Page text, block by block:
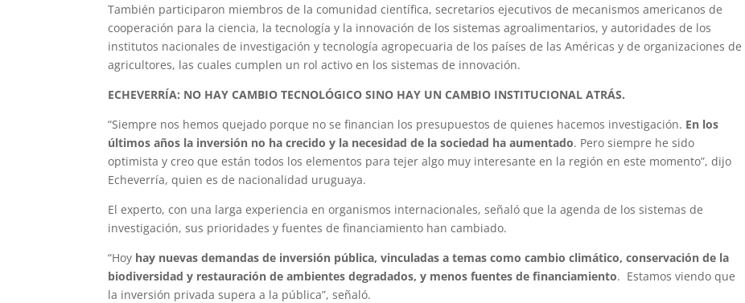
También participaron miembros de la comunidad científica, secretarios ejecutivos de mecanismos americanos de
cooperación para la ciencia, la tecnología y la innovación de los sistemas agroalimentarios, y autoridades de los
institutos nacionales de investigación y tecnología agropecuaria de los países de las Américas y de organizaciones de
agricultores, las cuales cumplen un rol activo en los sistemas de innovación.
ECHEVERRÍA: NO HAY CAMBIO TECNOLÓGICO SINO HAY UN CAMBIO INSTITUCIONAL ATRÁS.
“Siempre nos hemos quejado porque no se financian los presupuestos de quienes hacemos investigación. En los
últimos años la inversión no ha crecido y la necesidad de la sociedad ha aumentado. Pero siempre he sido
optimista y creo que están todos los elementos para tejer algo muy interesante en la región en este momento”, dijo
Echeverría, quien es de nacionalidad uruguaya.
El experto, con una larga experiencia en organismos internacionales, señaló que la agenda de los sistemas de
investigación, sus prioridades y fuentes de financiamiento han cambiado.
“Hoy hay nuevas demandas de inversión pública, vinculadas a temas como cambio climático, conservación de la
biodiversidad y restauración de ambientes degradados, y menos fuentes de financiamiento. Estamos viendo que
la inversión privada supera a la pública”, señaló.